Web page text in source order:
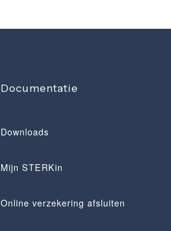
Documentatie
Downloads
Mijn STERKin
Online verzekering afsluiten